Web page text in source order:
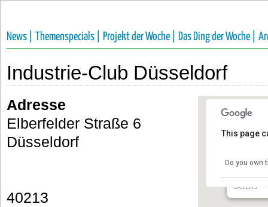
News | Themenspecials | Projekt der Woche | Das Ding der Woche |
Industrie-Club Düsseldorf
Details
This page
Do you own
Adresse
Elberfelder Straße 6
Düsseldorf
40213